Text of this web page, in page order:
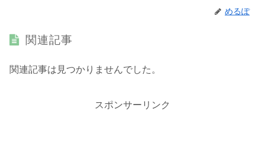
めるぽ
関連記事
関連記事は見つかりませんでした。
スポンサーリンク